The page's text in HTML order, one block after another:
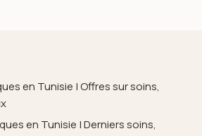
en Tunisie | Offres sur soins,
en Tunisie | Derniers soins,